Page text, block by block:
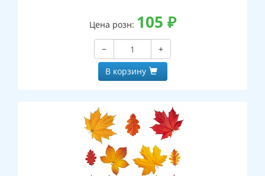
Цена розн: 105 ₽
−
+
В корзину